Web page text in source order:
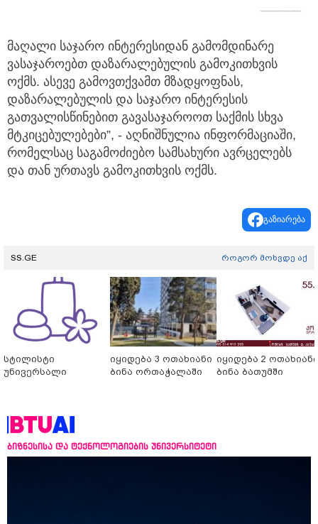
მაღალი საჯარო ინტერესიდან გამომდინარე
ვასაჯაროებთ დაზარალებულის გამოკითხვის
ოქმს. ასევე გამოვთქვამთ მზადყოფნას,
დაზარალებულის და საჯარო ინტერესის
გათვალისწინებით გავასაჯაროოთ საქმის სხვა
მტკიცებულებები”, - აღნიშნულია ინფორმაციაში,
რომელსაც საგამოძიებო სამსახური ავრცელებს
და თან ურთავს გამოკითხვის ოქმს.
გაზიარება
SS.GE როგორ მოხვდე აქ
სტილისტი
უნივერსალი
იყიდება 3 ოთახიანი
ბინა ორთაჭალაში
იყიდება 2 ოთახიანი
ბინა ბათუმში
ბიზნესისა და ტექნოლოგიების უნივერსიტეტი